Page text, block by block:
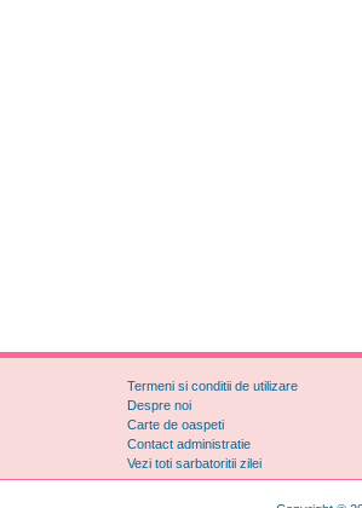
Termeni si conditii de utilizare
Despre noi
Carte de oaspeti
Contact administratie
Vezi toti sarbatoritii zilei